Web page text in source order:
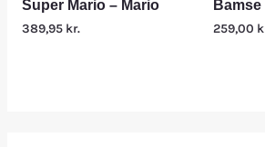
Super Mario – Mario
389,95 kr.
Bamse
259,00